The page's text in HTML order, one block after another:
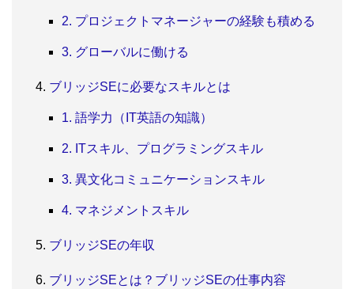
2. プロジェクトマネージャーの経験も積める
3. グローバルに働ける
ブリッジSEに必要なスキルとは
1. 語学力（IT英語の知識）
2. ITスキル、プログラミングスキル
3. 異文化コミュニケーションスキル
4. マネジメントスキル
ブリッジSEの年収
ブリッジSEとは？ブリッジSEの仕事内容